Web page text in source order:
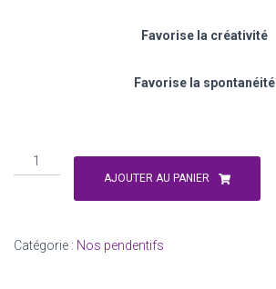
Favorise la créativité
Favorise la spontanéité
Coraline
quantité
de
AJOUTER AU PANIER
Catégorie : Nos pendentifs